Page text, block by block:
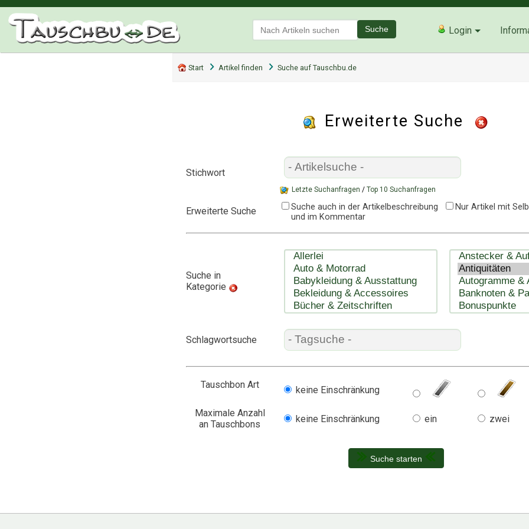
Suche Login
Start Artikel finden Suche auf Tauschbu.de
Erweiterte Suche
Stichwort
Letzte Suchanfragen / Top 10 Suchanfragen
Erweiterte Suche
Suche auch in der Artikelbeschreibung
und im Kommentar
Nur Artikel mit
Suche in
Kategorie
Schlagwortsuche
Tauschbon Art keine Einschränkung
Maximale Anzahl
an Tauschbons
keine Einschränkung ein zwei
Suche starten